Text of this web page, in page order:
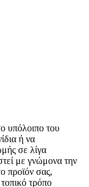
υπόλοιπο του
ή να
σε λίγα
με γνώμονα την
προϊόν σας,
τρόπο